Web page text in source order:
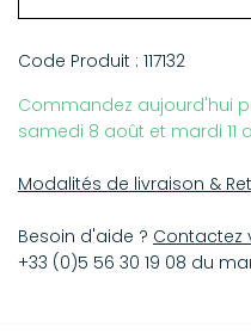
Code Produit : 117132
Commandez aujourd'hui
samedi 8 août et mardi 11
Modalités de livraison &
Besoin d'aide ? Contactez
+33 (0)5 56 30 19 08 du